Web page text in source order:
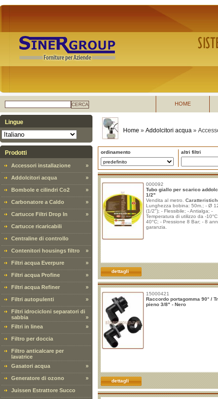
CERCA HOME
Lingue
Prodotti
Accessori installazione »
Addolcitori acqua »
Bombole e cilindri Co2 »
Carbonatore a Caldo »
Cartucce Filtri Drop In »
Cartucce ricaricabili
Centraline di controllo
Contenitori housings filtro »
Filtri acqua Everpure »
Filtri acqua Profine »
Filtri acqua Refiner »
Filtri autopulenti »
Filtri idrocicloni separatori di
sabbia
»
Filtri in linea
»
Filtro per doccia
Filtro anticalcare per
lavatrice
Gasatori acqua
»
Generatore di ozono »
Juissen Estrattore Succo
Home » Addolcitori acqua »
ordinamento altri filtri
000092
Tubo giallo per scarico
1/2"
Vendita al metro.
Lunghezza bobina: 50m.; - Ø
(1/2"); - Flessibile; - Antialga; -
Temperatura di utilizzo da -
40°C; - Pressione 8 Bar; - 8
garanzia.
dettagli
15000421
Raccordo portagomma 90° /
pieno 3/8" - Nero
dettagli